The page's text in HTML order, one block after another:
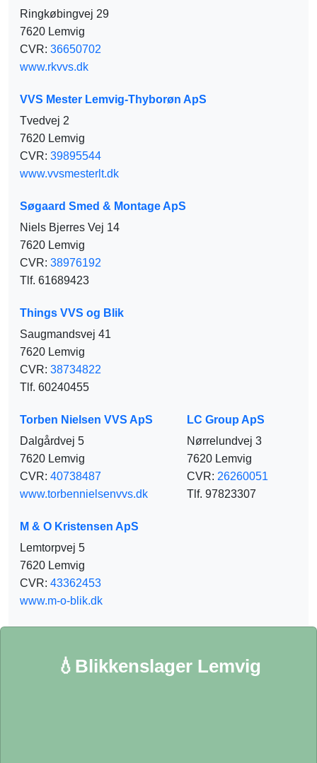
Ringkøbingvej 29
7620 Lemvig
CVR: 36650702
www.rkvvs.dk
VVS Mester Lemvig-Thyborøn ApS
Tvedvej 2
7620 Lemvig
CVR: 39895544
www.vvsmesterlt.dk
Søgaard Smed & Montage ApS
Niels Bjerres Vej 14
7620 Lemvig
CVR: 38976192
Tlf. 61689423
Things VVS og Blik
Saugmandsvej 41
7620 Lemvig
CVR: 38734822
Tlf. 60240455
Torben Nielsen VVS ApS
Dalgårdvej 5
7620 Lemvig
CVR: 40738487
www.torbennielsenvvs.dk
LC Group ApS
Nørrelundvej 3
7620 Lemvig
CVR: 26260051
Tlf. 97823307
M & O Kristensen ApS
Lemtorpvej 5
7620 Lemvig
CVR: 43362453
www.m-o-blik.dk
💧Blikkenslager Lemvig